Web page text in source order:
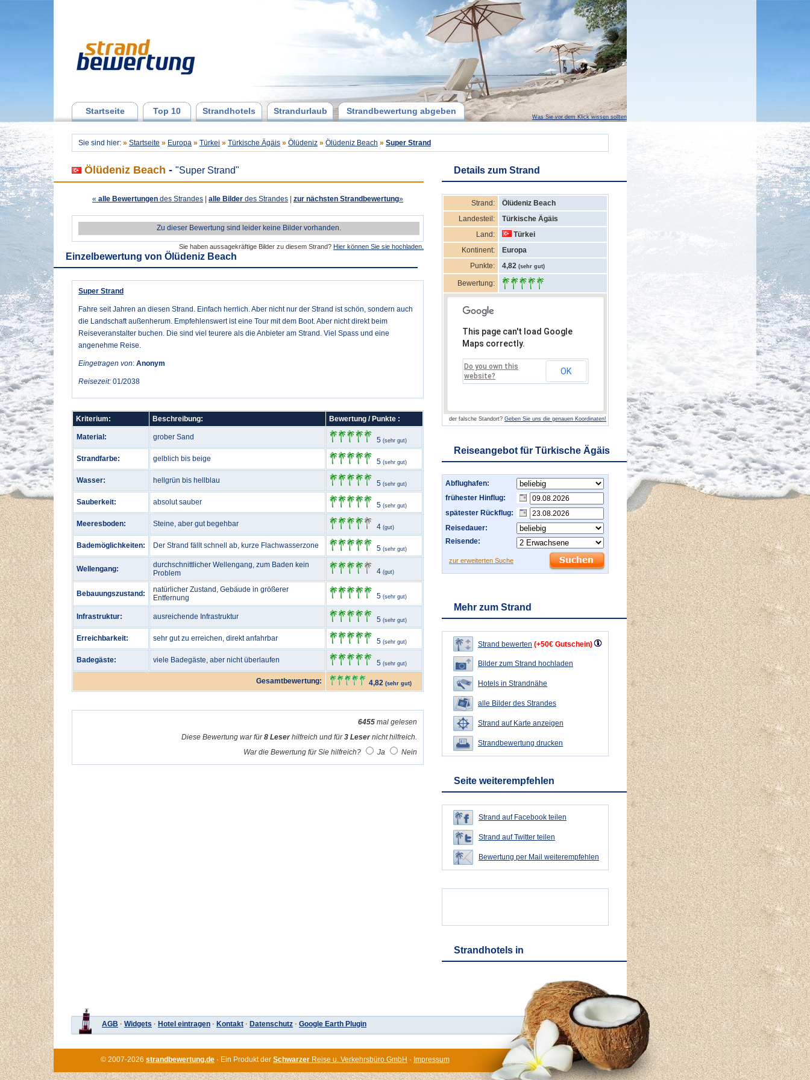
Startseite Top 10 Strandhotels Strandurlaub Strandbewertung abgeben
Was Sie vor dem Klick wissen sollten
Sie sind hier: » Startseite » Europa » Türkei » Türkische Ägäis » Ölüdeniz » Ölüdeniz Beach » Super Strand
Ölüdeniz Beach - "Super Strand"
« alle Bewertungen des Strandes alle Bilder des Strandes zur nächsten Strandbewertung»
Zu dieser Bewertung sind leider keine Bilder vorhanden.
Sie haben aussagekräftige Bilder zu diesem Strand? Hier können Sie sie hochladen.
Einzelbewertung von Ölüdeniz Beach
Super Strand
Fahre seit Jahren an diesen Strand. Einfach herrlich. Aber nicht nur der Strand ist schön, sondern auch
die Landschaft außenherum. Empfehlenswert ist eine Tour mit dem Boot. Aber nicht direkt beim
Reiseveranstalter buchen. Die sind viel teurere als die Anbieter am Strand. Viel Spass und eine
angenehme Reise.
Eingetragen von: Anonym
Reisezeit: 01/2038
Kriterium: Beschreibung: Bewertung / Punkte :
Material: grober Sand 5 (sehr gut)
Strandfarbe: gelblich bis beige 5 (sehr gut)
Wasser: hellgrün bis hellblau 5 (sehr gut)
Sauberkeit: absolut sauber 5 (sehr gut)
Meeresboden: Steine, aber gut begehbar 4 (gut)
Bademöglichkeiten: Der Strand fällt schnell ab, kurze Flachwasserzone 5 (sehr gut)
Wellengang:
durchschnittlicher Wellengang, zum Baden kein
Problem
4 (gut)
Bebauungszustand:
natürlicher Zustand, Gebäude in größerer
Entfernung
5 (sehr gut)
Infrastruktur: ausreichende Infrastruktur 5 (sehr gut)
Erreichbarkeit: sehr gut zu erreichen, direkt anfahrbar 5 (sehr gut)
Badegäste: viele Badegäste, aber nicht überlaufen 5 (sehr gut)
Gesamtbewertung: 4,82 (sehr gut)
6455 mal gelesen
Diese Bewertung war für8 Leserhilfreich und für3 Lesernicht hilfreich.
War die Bewertung für Sie hilfreich?
Ja Nein
Details zum Strand
Strand:
Ölüdeniz Beach
Landesteil:
Türkische Ägäis
Land:
Türkei
Kontinent:
Europa
Punkte:
4,82 (sehr gut)
Bewertung:
This page can't load Google
Maps correctly.
Do you own this
website?
OK
der falsche Standort? Geben Sie uns die genauen Koordinaten!
Reiseangebot für Türkische Ägäis
Abflughafen:
frühester Hinflug:
spätester Rückflug:
Reisedauer:
Reisende:
zur erweiterten Suche
Mehr zum Strand
Strand bewerten (+50€ Gutschein)
Bilder zum Strand hochladen
Hotels in Strandnähe
alle Bilder des Strandes
Strand auf Karte anzeigen
Strandbewertung drucken
Seite weiterempfehlen
Strand auf Facebook teilen
Strand auf Twitter teilen
Bewertung per Mail weiterempfehlen
Strandhotels in
AGB · Widgets · Hotel eintragen · Kontakt · Datenschutz · Google Earth Plugin
© 2007-2026 strandbewertung.de · Ein Produkt der Schwarzer Reise u. Verkehrsbüro GmbH · Impressum